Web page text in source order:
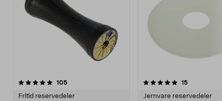
105anmeldelser
Fritid reservedeler
5.0 av 5 stjerner 15anmeldelser
Jernvare reservedeler
4.5 av 5 stjerner